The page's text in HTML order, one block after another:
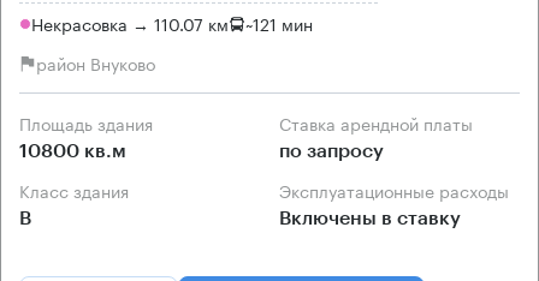
Некрасовка → 110.07 км ~121 мин
район Внуково
Площадь здания
10800 кв.м
Ставка арендной платы
по запросу
Класс здания
B
Эксплуатационные расходы
Включены в ставку